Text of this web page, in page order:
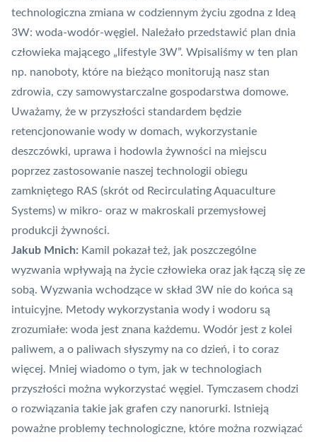
technologiczna zmiana w codziennym życiu zgodna z Ideą
3W: woda-wodór-węgiel. Należało przedstawić plan dnia
człowieka mającego „lifestyle 3W”. Wpisaliśmy w ten plan
np. nanoboty, które na bieżąco monitorują nasz stan
zdrowia, czy samowystarczalne gospodarstwa domowe.
Uważamy, że w przyszłości standardem będzie
retencjonowanie wody w domach, wykorzystanie
deszczówki, uprawa i hodowla żywności na miejscu
poprzez zastosowanie naszej technologii obiegu
zamkniętego RAS (skrót od Recirculating Aquaculture
Systems) w mikro- oraz w makroskali przemysłowej
produkcji żywności.
Jakub Mnich: Kamil pokazał też, jak poszczególne
wyzwania wpływają na życie człowieka oraz jak łączą się ze
sobą. Wyzwania wchodzące w skład 3W nie do końca są
intuicyjne. Metody wykorzystania wody i wodoru są
zrozumiałe: woda jest znana każdemu. Wodór jest z kolei
paliwem, a o paliwach słyszymy na co dzień, i to coraz
więcej. Mniej wiadomo o tym, jak w technologiach
przyszłości można wykorzystać węgiel. Tymczasem chodzi
o rozwiązania takie jak grafen czy nanorurki. Istnieją
poważne problemy technologiczne, które można rozwiązać